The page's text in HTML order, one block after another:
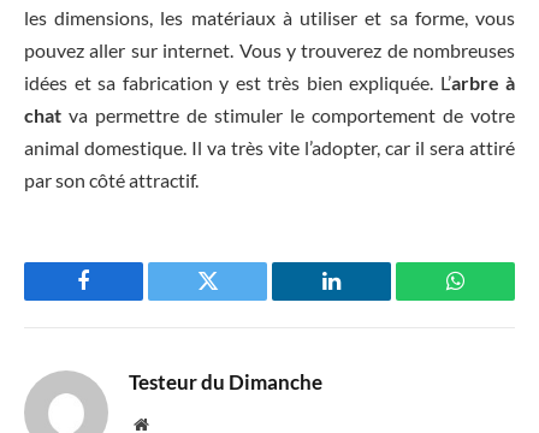
les dimensions, les matériaux à utiliser et sa forme, vous
pouvez aller sur internet. Vous y trouverez de nombreuses
idées et sa fabrication y est très bien expliquée. L’arbre à
chat va permettre de stimuler le comportement de votre
animal domestique. Il va très vite l’adopter, car il sera attiré
par son côté attractif.
Facebook Twitter LinkedIn
Testeur du Dimanche
Website